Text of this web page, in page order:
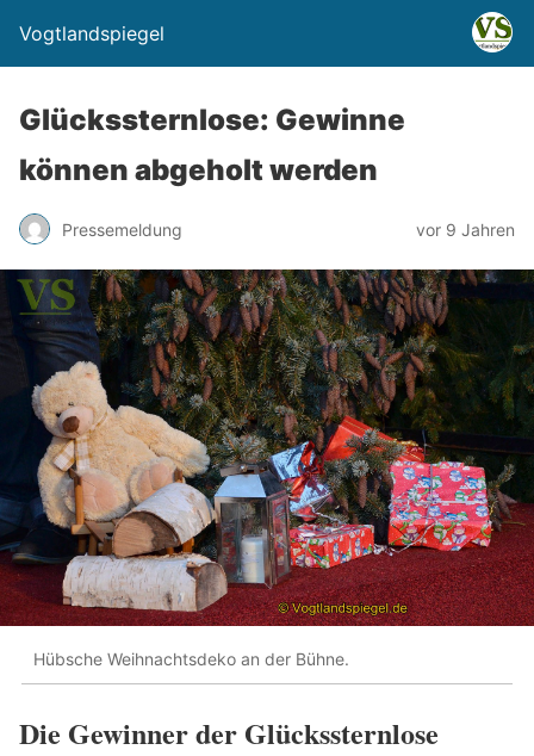
Vogtlandspiegel
Glückssternlose: Gewinne
können abgeholt werden
Pressemeldung vor 9 Jahren
Hübsche Weihnachtsdeko an der Bühne.
Die Gewinner der Glückssternlose